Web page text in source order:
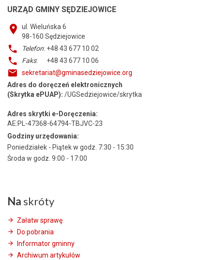
URZĄD GMINY SĘDZIEJOWICE
ul. Wieluńska 6
98-160 Sędziejowice
Telefon: +48 43 677 10 02
Faks: +48 43 677 10 06
sekretariat@gminasedziejowice.org
Adres do doręczeń elektronicznych
(Skrytka ePUAP): /UGSedziejowice/skrytka
Adres skrytki e-Doręczenia:
AE:PL-47368-64794-TBJVC-23
Godziny urzędowania:
Poniedziałek - Piątek w godz. 7:30 - 15:30
Środa w godz. 9:00 - 17:00
Na skróty
Załatw sprawę
Do pobrania
Informator gminny
Archiwum artykułów